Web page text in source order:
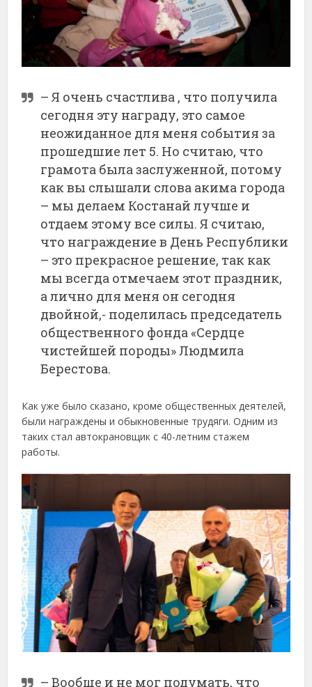
– Я очень счастлива , что получила
сегодня эту награду, это самое
неожиданное для меня события за
прошедшие лет 5. Но считаю, что
грамота была заслуженной, потому
как вы слышали слова акима города
– мы делаем Костанай лучше и
отдаем этому все силы. Я считаю,
что награждение в День Республики
– это прекрасное решение, так как
мы всегда отмечаем этот праздник,
а лично для меня он сегодня
двойной,- поделилась председатель
общественного фонда «Сердце
чистейшей породы» Людмила
Берестова.
Как уже было сказано, кроме общественных деятелей,
были награждены и обыкновенные трудяги. Одним из
таких стал автокрановщик с 40-летним стажем
работы.
– Вообще и не мог подумать, что